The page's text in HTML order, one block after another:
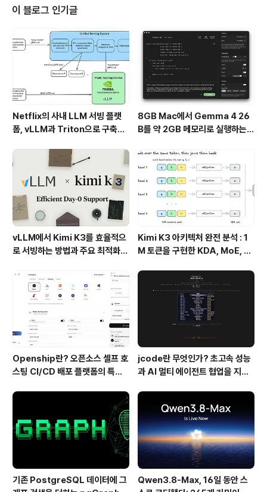
대기업까지 다양한 조직들이 AI를 핵심 인프라로 채택하고
있습니다.이 글에서는 LLM과 멀티 에이전트 시스템이 개
발자에게 어떤 영향을 미치고 있는지, 개발자의 역할은 어
떻게 확장되고 있는지, 그리고 앞으로 어떤 역량이 중요해
질지를 구체적으로 살펴봅니다.1. LLM과 멀티 에이전트 시
스템의 부상초기의 AI 활용은 ..
이 블로그 인기글
Netflix의 사내 LLM 서빙 플랫
폼, vLLM과 Triton으로 구축한
8GB Mac에서 Gemma 4 26
B를 약 2GB 메모리로 실행하는 T
vLLM에서 Kimi K3를 효율적으
로 서빙하는 방법과 주요 최적화
Kimi K3 아키텍처 완전 분석 : 1
M 토큰을 구현한 KDA, MoE, Fl
핵심 기술
Openship란? 오픈소스 셀프 호
스팅 CI/CD 배포 플랫폼의 특징
jcode란 무엇인가? 초고속 성능
과 AI 멀티 에이전트 협업을 지원
기존 PostgreSQL 데이터에 그
Qwen3.8-Max, 16일 동안 스